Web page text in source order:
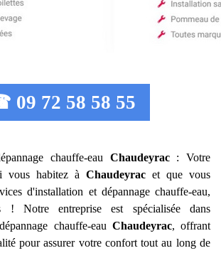
09 72 58 58 55
chauffe-eau Chaudeyrac: Votre
vous habitez à Chaudeyracet que vous
d'installation et dépannage chauffe-eau,
! Notre entreprise est spécialisée dans
chauffe-eau Chaudeyrac, offrant
pour assurer votre confort tout au long de